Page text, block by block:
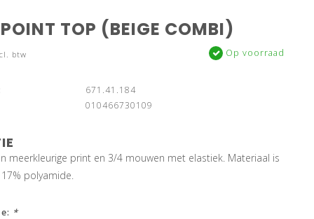
TOP (BEIGE COMBI)
btw Op voorraad
671.41.184
010466730109
meerkleurige print en 3/4 mouwen met elastiek. Materiaal is
polyamide.
*